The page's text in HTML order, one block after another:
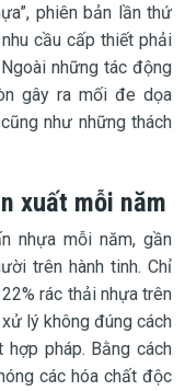
phiên bản lần thứ
cầu cấp thiết phải
những tác động
gây ra mối đe dọa
như những thách
xuất mỗi năm
nhựa mỗi năm, gần
trên hành tinh. Chỉ
rác thải nhựa trên
lý không đúng cách
pháp. Bằng cách
các hóa chất độc